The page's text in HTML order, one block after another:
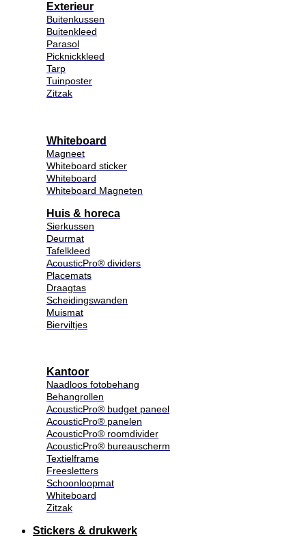
Exterieur
Buitenkussen
Buitenkleed
Parasol
Picknickkleed
Tarp
Tuinposter
Zitzak
Whiteboard
Magneet
Whiteboard sticker
Whiteboard
Whiteboard Magneten
Huis & horeca
Sierkussen
Deurmat
Tafelkleed
AcousticPro® dividers
Placemats
Draagtas
Scheidingswanden
Muismat
Bierviltjes
Kantoor
Naadloos fotobehang
Behangrollen
AcousticPro® budget paneel
AcousticPro® panelen
AcousticPro® roomdivider
AcousticPro® bureauscherm
Textielframe
Freesletters
Schoonloopmat
Whiteboard
Zitzak
Stickers & drukwerk